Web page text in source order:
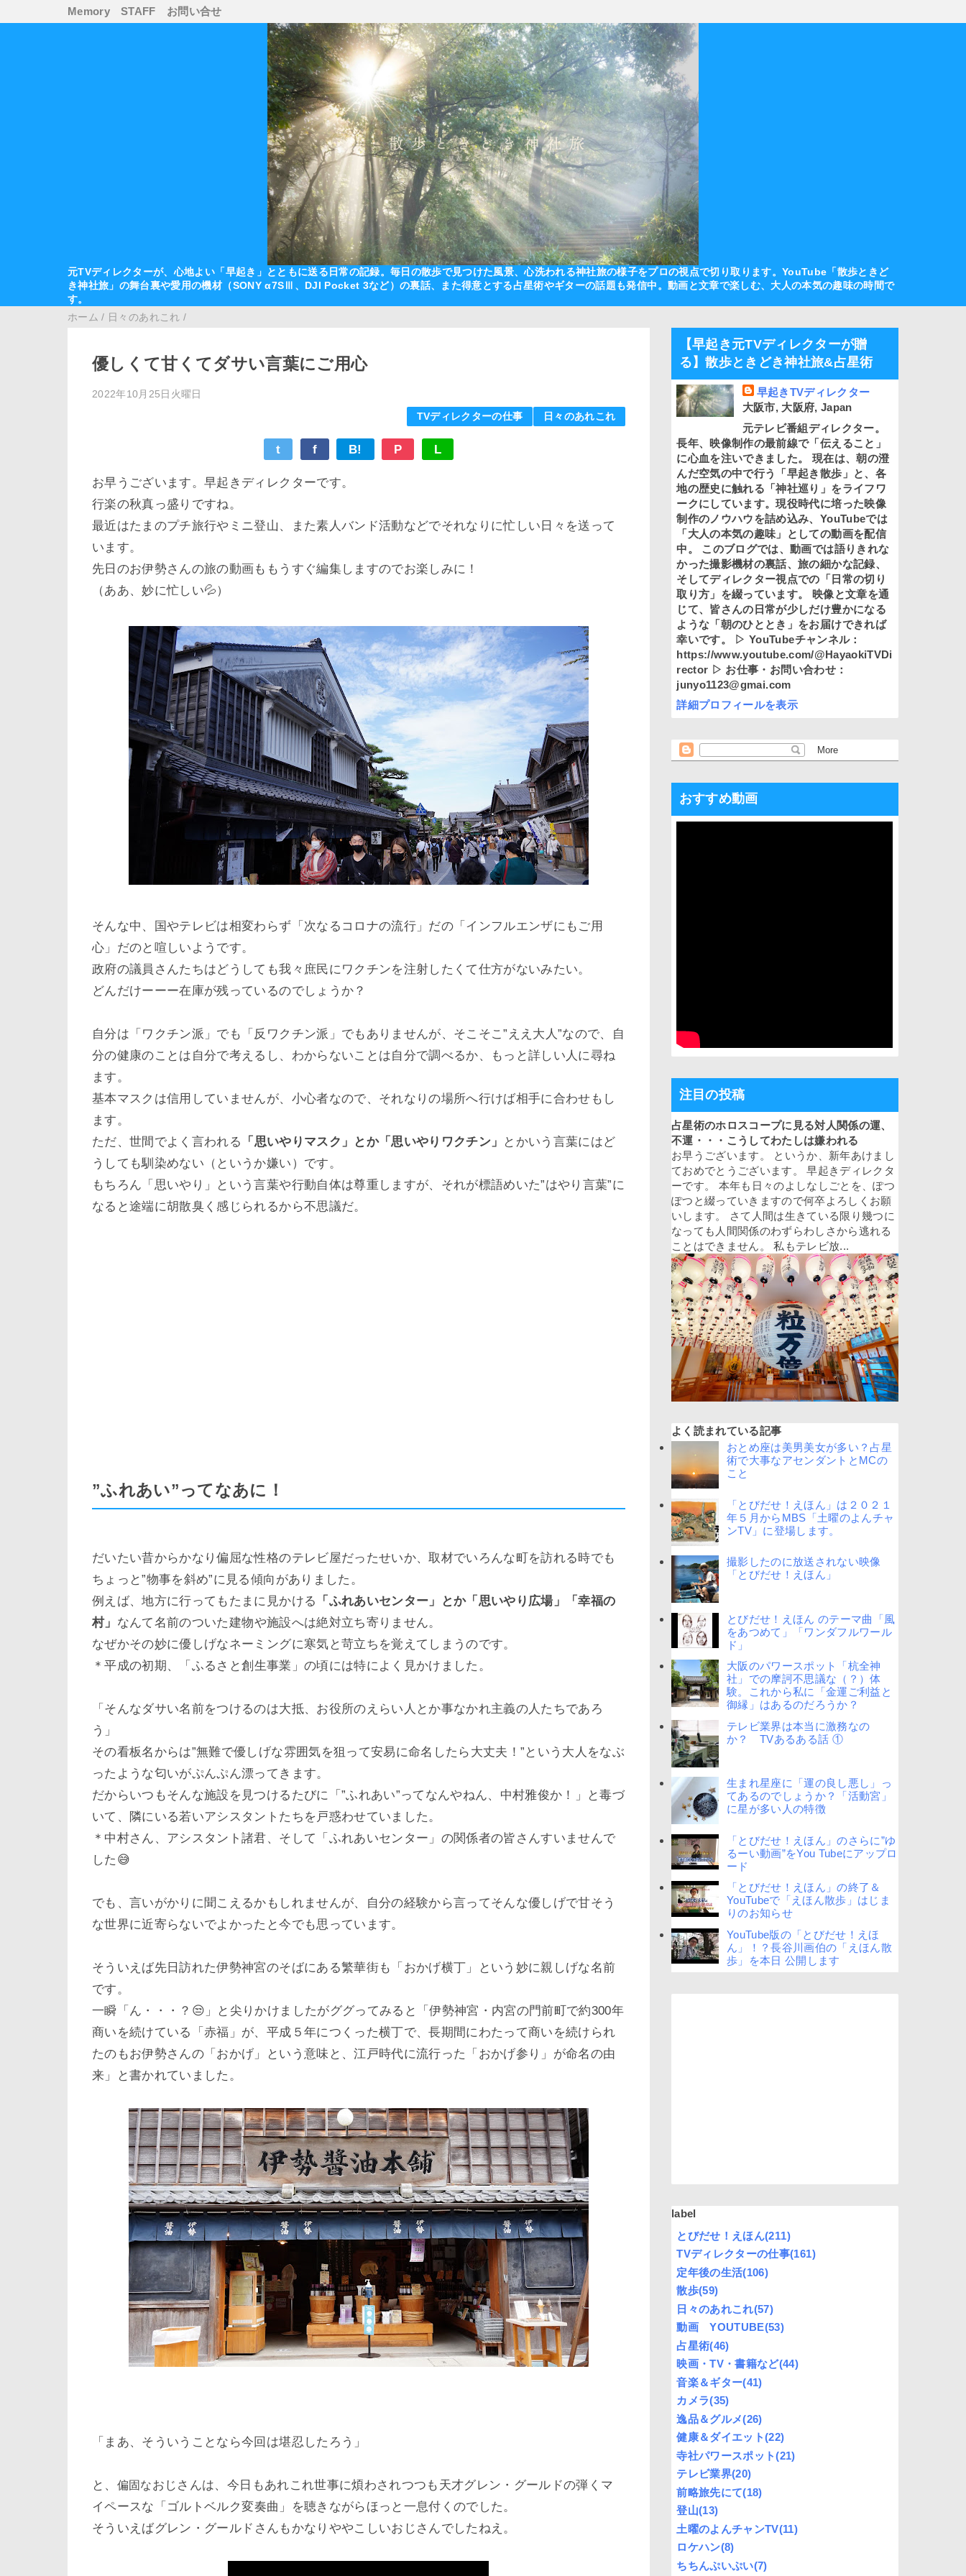
Memory STAFF お問い合せ
元TVディレクターが、心地よい「早起き」とともに送る日常の記録。毎日の散歩で見つけた風景、心洗われる神社旅の様子をプロの視点で切り取ります。YouTube「散歩ときど
き神社旅」の舞台裏や愛用の機材（SONY α7SⅢ、DJI Pocket 3など）の裏話、また得意とする占星術やギターの話題も発信中。動画と文章で楽しむ、大人の本気の趣味の時間で
す。
ホーム / 日々のあれこれ /
優しくて甘くてダサい言葉にご用心
2022年10月25日火曜日
TVディレクターの仕事 日々のあれこれ
t f B! P L
お早うございます。早起きディレクターです。
行楽の秋真っ盛りですね。
最近はたまのプチ旅行やミニ登山、また素人バンド活動などでそれなりに忙しい日々を送って
います。
先日のお伊勢さんの旅の動画ももうすぐ編集しますのでお楽しみに！
（ああ、妙に忙しい💦）
そんな中、国やテレビは相変わらず「次なるコロナの流行」だの「インフルエンザにもご用
心」だのと喧しいようです。
政府の議員さんたちはどうしても我々庶民にワクチンを注射したくて仕方がないみたい。
どんだけーーー在庫が残っているのでしょうか？
自分は「ワクチン派」でも「反ワクチン派」でもありませんが、そこそこ”ええ大人”なので、自
分の健康のことは自分で考えるし、わからないことは自分で調べるか、もっと詳しい人に尋ね
ます。
基本マスクは信用していませんが、小心者なので、それなりの場所へ行けば相手に合わせもし
ます。
ただ、世間でよく言われる
「思いやりマスク」とか「思いやりワクチン」
とかいう言葉にはど
うしても馴染めない（というか嫌い）です。
もちろん「思いやり」という言葉や行動自体は尊重しますが、それが標語めいた”はやり言葉”に
なると途端に胡散臭く感じられるから不思議だ。
”ふれあい”ってなあに！
だいたい昔からかなり偏屈な性格のテレビ屋だったせいか、取材でいろんな町を訪れる時でも
ちょっと”物事を斜め”に見る傾向がありました。
例えば、地方に行ってもたまに見かける
「ふれあいセンター」とか「思いやり広場」「幸福の
村」 なんて名前のついた建物や施設へは絶対立ち寄りません。
なぜかその妙に優しげなネーミングに寒気と苛立ちを覚えてしまうのです。
＊平成の初期、
「 ふるさと創生事業」の頃には特によく見かけました。
「そんなダサい名前をつけるのは大抵、お役所のえらい人とか事なかれ主義の人たちであろ
う」
その看板名からは”無難で優しげな雰囲気を狙って安易に命名したら大丈夫！”という大人をなぶ
ったような匂いがぷんぷん漂ってきます。
だからいつもそんな施設を見つけるたびに「”ふれあい”ってなんやねん、中村雅俊か！」と毒づ
いて、隣にいる若いアシスタントたちを戸惑わせていました。
＊中村さん、アシスタント諸君、そして「ふれあいセンター」の関係者の皆さんすいませんで
した😅
でも、言いがかりに聞こえるかもしれませんが、自分の経験から言ってそんな優しげで甘そう
な世界に近寄らないでよかったと今でも思っています。
そういえば先日訪れた伊勢神宮のそばにある繁華街も「おかげ横丁」という妙に親しげな名前
です。
一瞬「ん・・・？😒」と尖りかけましたがググってみると「伊勢神宮・内宮の門前町で約300年
商いを続けている「赤福」が、平成５年につくった横丁で、長期間にわたって商いを続けられ
たのもお伊勢さんの「おかげ」という意味と、江戸時代に流行った「おかげ参り」が命名の由
来」と書かれていました。
「まあ、そういうことなら今回は堪忍したろう」
と、 偏固なおじさんは、今日もあれこれ世事に煩わされつつも天才グレン・グールドの弾くマ
イペースな「 ゴルトベルク変奏曲」を聴きながらほっと一息付くのでした。
そういえばグレン・グールドさんもかなりややこしいおじさんでしたねえ。
【早起き元TVディレクターが贈
る】散歩ときどき神社旅&占星術
早起きTVディレクター
大阪市, 大阪府, Japan
元テレビ番組ディレクター。
長年、映像制作の最前線で「伝えること」
に心血を注いできました。 現在は、朝の澄
んだ空気の中で行う「早起き散歩」と、各
地の歴史に触れる「神社巡り」をライフワ
ークにしています。現役時代に培った映像
制作のノウハウを詰め込み、YouTubeでは
「大人の本気の趣味」としての動画を配信
中。 このブログでは、動画では語りきれな
かった撮影機材の裏話、旅の細かな記録、
そしてディレクター視点での「日常の切り
取り方」を綴っています。 映像と文章を通
じて、皆さんの日常が少しだけ豊かになる
ような「朝のひととき」をお届けできれば
幸いです。 ▷ YouTubeチャンネル：
https://www.youtube.com/@HayaokiTVDi
rector ▷ お仕事・お問い合わせ：
junyo1123@gmai.com
詳細プロフィールを表示
おすすめ動画
注目の投稿
占星術のホロスコープに見る対人関係の運、
不運・・・こうしてわたしは嫌われる
お早うございます。 というか、新年あけまし
ておめでとうございます。 早起きディレクタ
ーです。 本年も日々のよしなしごとを、ぽつ
ぽつと綴っていきますので何卒よろしくお願
いします。 さて人間は生きている限り幾つに
なっても人間関係のわずらわしさから逃れる
ことはできません。 私もテレビ放...
よく読まれている記事
おとめ座は美男美女が多い？占星
術で大事なアセンダントとMCの
こと
「とびだせ！えほん」は２０２１
年５月からMBS「土曜のよんチャ
ンTV」に登場します。
撮影したのに放送されない映像
「とびだせ！えほん」
とびだせ！えほん のテーマ曲「風
をあつめて」「ワンダフルワール
ド」
大阪のパワースポット「杭全神
社」での摩訶不思議な（？）体
験。これから私に「金運ご利益と
御縁」はあるのだろうか？
テレビ業界は本当に激務なの
か？ TVあるある話 ①
生まれ星座に「運の良し悪し」っ
てあるのでしょうか？「活動宮」
に星が多い人の特徴
「とびだせ！えほん」のさらに”ゆ
るーい動画”をYou Tubeにアップロ
ード
「とびだせ！えほん」の終了＆
YouTubeで「えほん散歩」はじま
りのお知らせ
YouTube版の「とびだせ！えほ
ん」！？長谷川画伯の「えほん散
歩」を本日 公開します
label
とびだせ！えほん(211)
TVディレクターの仕事(161)
定年後の生活(106)
散歩(59)
日々のあれこれ(57)
動画 YOUTUBE(53)
占星術(46)
映画・TV・書籍など(44)
音楽＆ギター(41)
カメラ(35)
逸品＆グルメ(26)
健康＆ダイエット(22)
寺社パワースポット(21)
テレビ業界(20)
前略旅先にて(18)
登山(13)
土曜のよんチャンTV(11)
ロケハン(8)
ちちんぷいぷい(7)